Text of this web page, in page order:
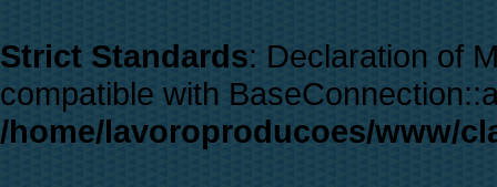
Strict Standards: Declaration of
compatible with
/home/lavoroproducoes/www/